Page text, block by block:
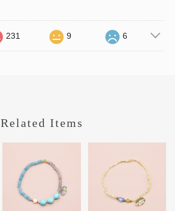
231 9 6
Related Items